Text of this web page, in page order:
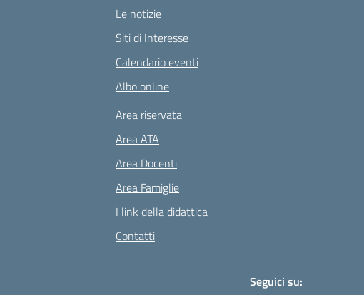
Le notizie
Siti di Interesse
Calendario eventi
Albo online
Area riservata
Area ATA
Area Docenti
Area Famiglie
I link della didattica
Contatti
Seguici su: